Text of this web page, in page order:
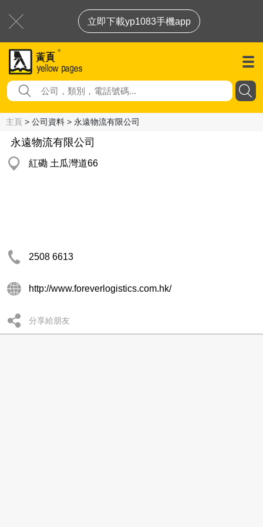
立即下載yp1083手機app
主頁 > 公司資料 > 永遠物流有限公司
永遠物流有限公司
紅磡 土瓜灣道66
2508 6613
http://www.foreverlogistics.com.hk/
分享給朋友